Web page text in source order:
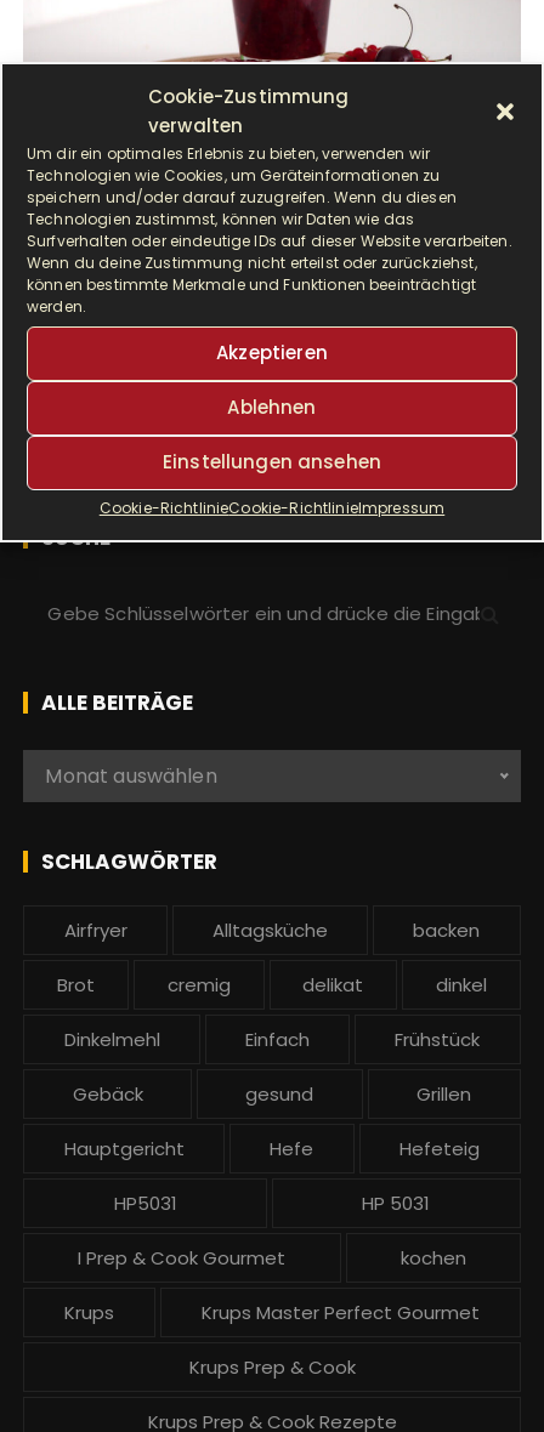
Cookie-Zustimmung
verwalten
Um dir ein optimales Erlebnis zu bieten, verwenden wir
Technologien wie Cookies, um Geräteinformationen zu
speichern und/oder darauf zuzugreifen. Wenn du diesen
Technologien zustimmst, können wir Daten wie das
Surfverhalten oder eindeutige IDs auf dieser Website verarbeiten.
Wenn du deine Zustimmung nicht erteilst oder zurückziehst,
können bestimmte Merkmale und Funktionen beeinträchtigt
werden.
Akzeptieren
Ablehnen
Einstellungen ansehen
Cookie-RichtlinieCookie-RichtlinieImpressum
F rische Früchte aus dem Garten kommen
immer dann, wann sie wollen und kommen
dann in großer Anzahl. Um Herr bzw….
WEITERLESEN
SUCHE
h
e
n
c
:
ALLE BEITRÄGE
e
Monat auswählen
SCHLAGWÖRTER
Airfryer Alltagsküche backen
Brot cremig delikat dinkel
Dinkelmehl Einfach Frühstück
Gebäck gesund Grillen
Hauptgericht Hefe Hefeteig
HP5031 HP 5031
I Prep & Cook Gourmet kochen
Krups Krups Master Perfect Gourmet
Krups Prep & Cook
Krups Prep & Cook Rezepte